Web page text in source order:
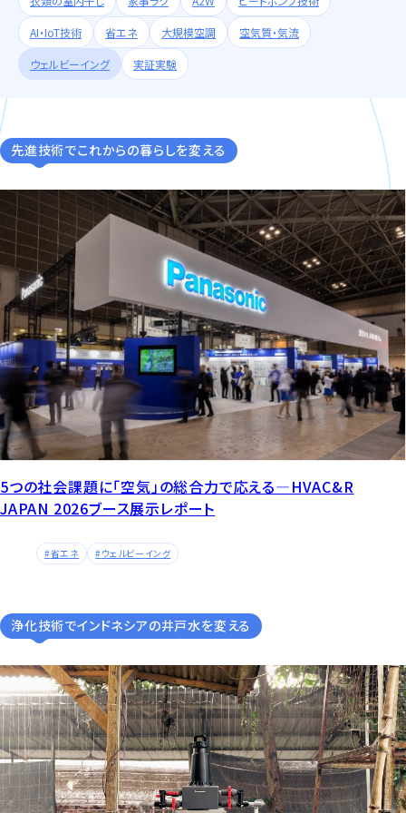
AI・IoT技術 省エネ 大規模空調 空気質・気流
ウェルビーイング 実証実験
先進技術でこれからの暮らしを変える
5つの社会課題に「空気」の総合力で応える―HVAC&R
JAPAN 2026ブース展示レポート
省エネ ウェルビーイング
浄化技術でインドネシアの井戸水を変える